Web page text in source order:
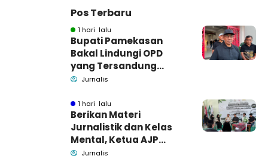
Pos Terbaru
1 hari lalu
Bupati Pamekasan
Bakal Lindungi OPD
yang Tersandung
Dugaan Korupsi
Jurnalis
1 hari lalu
Berikan Materi
Jurnalistik dan Kelas
Mental, Ketua AJP
Bakar Semangat LPM
Jurnalis